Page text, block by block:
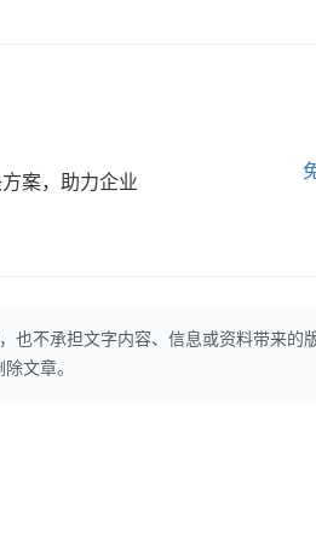
案，助力企业
也不承担文字内容、信息或资料带来的
文章。